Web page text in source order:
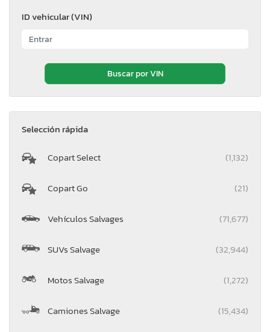
ID vehicular (VIN)
Selección rápida
Copart Select (1,132)
Copart Go (21)
Vehículos Salvages (71,677)
SUVs Salvage (32,944)
Motos Salvage (1,272)
Camiones Salvage (15,434)